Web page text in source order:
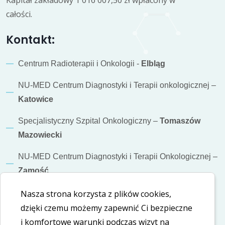
całości.
Kontakt:
Centrum Radioterapii i Onkologii - Elbląg
NU-MED Centrum Diagnostyki i Terapii onkologicznej –
Katowice
Specjalistyczny Szpital Onkologiczny – Tomaszów
Mazowiecki
NU-MED Centrum Diagnostyki i Terapii Onkologicznej –
Zamość
Informacje dodatkowe
Polityka cookies
Nasza strona korzysta z plików cookies,
dzięki czemu możemy zapewnić Ci bezpieczne
i komfortowe warunki podczas wizyt na